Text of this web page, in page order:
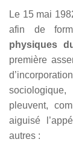
Le 15 mai
afin de
physiques
première
pleuvent,
aiguisé
autres :